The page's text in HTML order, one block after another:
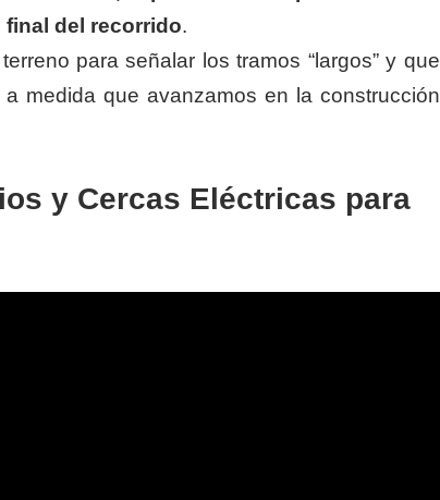
final del recorrido.
para señalar los tramos “largos” y que
medida que avanzamos en la construcción
y Cercas Eléctricas para